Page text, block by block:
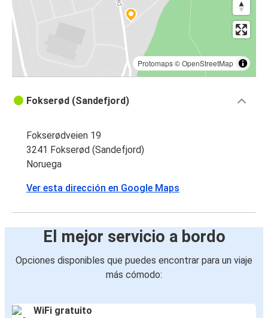
Protomaps©OpenStreetMap
Fokserød (Sandefjord)
Fokserødveien 19
3241 Fokserød (Sandefjord)
Noruega
Ver esta dirección en Google Maps
El mejor servicio a bordo
Opciones disponibles que puedes encontrar para un viaje
más cómodo:
WiFi gratuito